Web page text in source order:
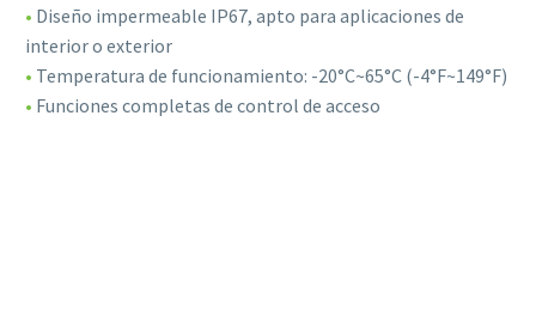
• Diseño impermeable IP67, apto para aplicaciones de
interior o exterior
• Temperatura de funcionamiento: -20°C~65°C (-4°F~149°F)
• Funciones completas de control de acceso